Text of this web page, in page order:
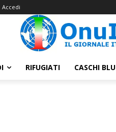
Accedi
RIFUGIATI CASCHI BLU